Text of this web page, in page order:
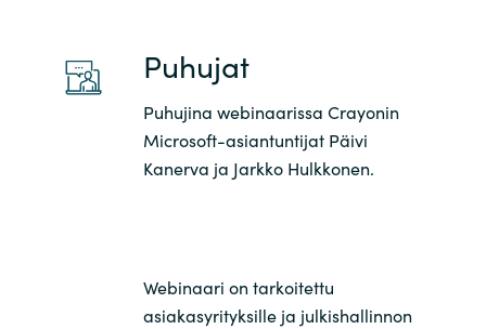
Sri Lanka
Sweden
Switzerland
United Kingdom
Puhujat
Puhujina webinaarissa Crayonin
Microsoft-asiantuntijat Päivi
Kanerva ja Jarkko Hulkkonen.
Webinaari on tarkoitettu
asiakasyrityksille ja julkishallinnon